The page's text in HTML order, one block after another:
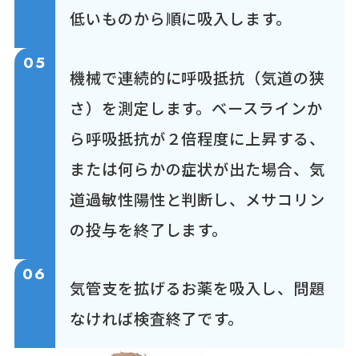
低いものから順に吸入します。
05
機械で連続的に呼吸抵抗（気道の狭
さ）を測定します。ベースラインか
ら呼吸抵抗が２倍程度に上昇する、
または何らかの症状が出た場合、気
道過敏性陽性と判断し、メサコリン
の投与を終了します。
06
気管支を拡げるお薬を吸入し、問題
なければ検査終了です。